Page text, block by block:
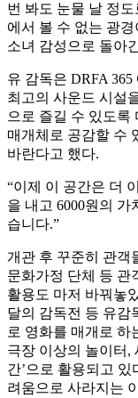
번 봐도 눈물 날 정
에서 볼 수 없는 광
소녀 감성으로 돌아
유 감독은 DRFA
최고의 사운드 시설
으로 즐길 수 있도록
매개체로 공감할 수
바란다고 했다.
“이제 이 공간은 더
을 내고 6000원의
습니다.”
개관 후 꾸준히 관객
문화가정 단체 등 관
활용도 마저 바꿔놓
달의 감독전 등 유감
로 영화를 매개로 하
극장 이상의 놀이터,
간’으로 활용되고
려움으로 사라지는